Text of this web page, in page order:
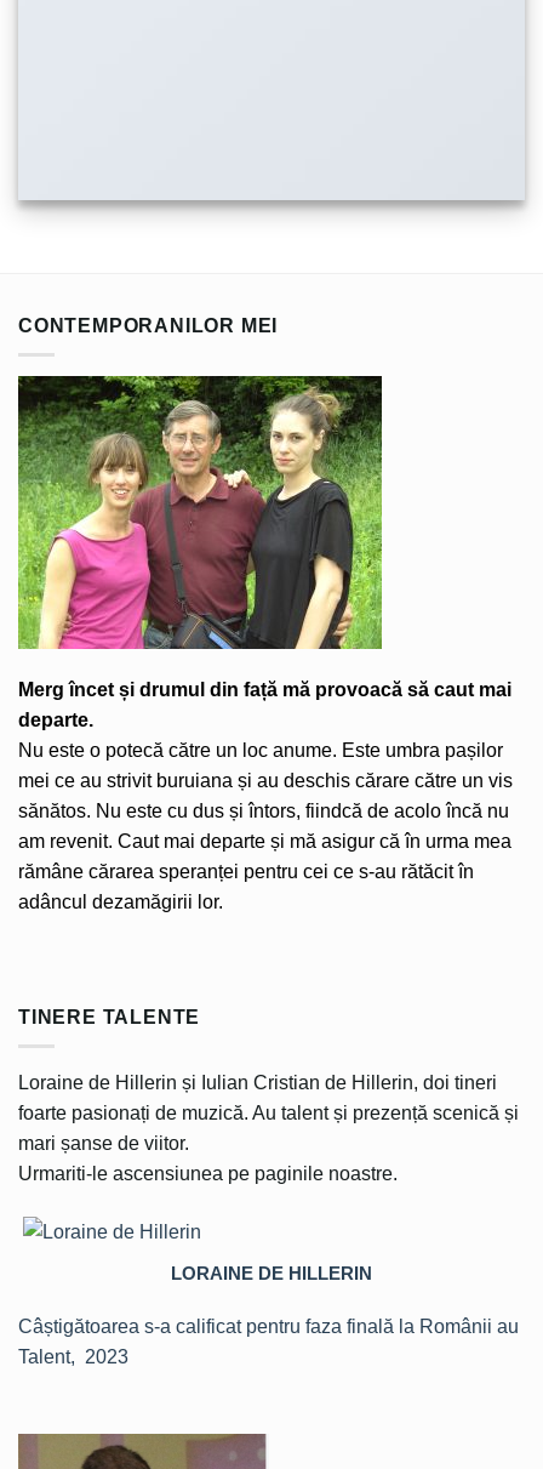
CONTEMPORANILOR MEI
Merg încet și drumul din față mă provoacă să caut mai
departe.
Nu este o potecă către un loc anume. Este umbra pașilor
mei ce au strivit buruiana și au deschis cărare către un vis
sănătos. Nu este cu dus și întors, fiindcă de acolo încă nu
am revenit. Caut mai departe și mă asigur că în urma mea
rămâne cărarea speranței pentru cei ce s-au rătăcit în
adâncul dezamăgirii lor.
TINERE TALENTE
Loraine de Hillerin și Iulian Cristian de Hillerin, doi tineri
foarte pasionați de muzică. Au talent și prezență scenică și
mari șanse de viitor.
Urmariti-le ascensiunea pe paginile noastre.
LORAINE DE HILLERIN
Câștigătoarea s-a calificat pentru faza finală la Românii au
Talent, 2023